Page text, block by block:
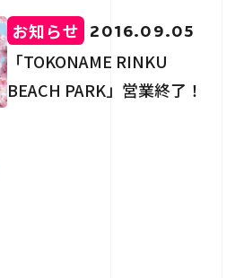
事例紹介
お知らせ 2016.09.05
「TOKONAME RINKU
BEACH PARK」営業終了！